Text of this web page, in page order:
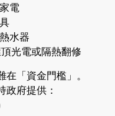
電
水器
光電或隔熱翻修
「資金門檻」。
政府提供：